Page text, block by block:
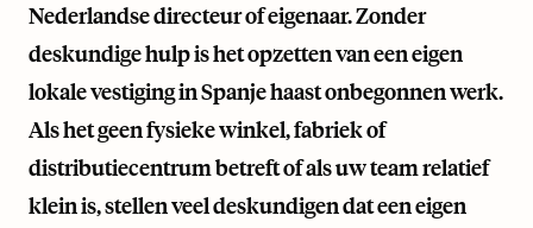
Nederlandse directeur of eigenaar. Zonder
deskundige hulp is het opzetten van een eigen
lokale vestiging in Spanje haast onbegonnen werk.
Als het geen fysieke winkel, fabriek of
distributiecentrum betreft of als uw team relatief
klein is, stellen veel deskundigen dat een eigen